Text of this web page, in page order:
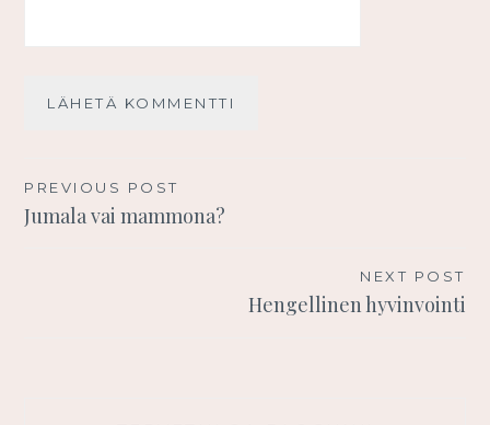
Artikkelien
selaus
PREVIOUS POST
Jumala vai mammona?
NEXT POST
Hengellinen hyvinvointi